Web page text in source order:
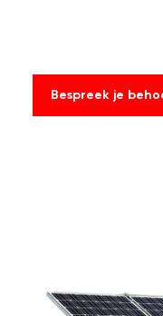
Bespreek je